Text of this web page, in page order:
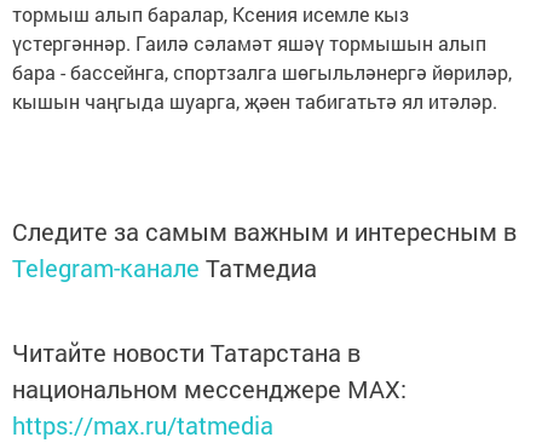
тормыш алып баралар, Ксения исемле кыз
үстергәннәр. Гаилә сәламәт яшәү тормышын алып
бара - бассейнга, спортзалга шөгыльләнергә йөриләр,
кышын чаңгыда шуарга, җәен табигатьтә ял итәләр.
Следите за самым важным и интересным в
Telegram-канале Татмедиа
Читайте новости Татарстана в
национальном мессенджере MАХ:
https://max.ru/tatmedia